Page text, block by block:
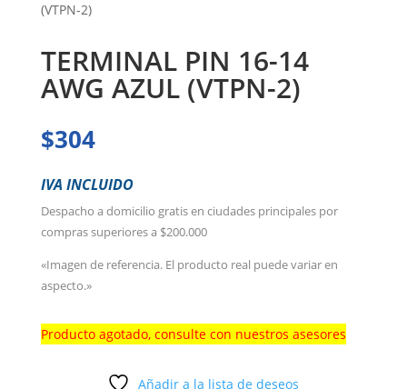
(VTPN-2)
TERMINAL PIN 16-14
AWG AZUL (VTPN-2)
$304
IVA INCLUIDO
Despacho a domicilio gratis en ciudades principales por
compras superiores a $200.000
«Imagen de referencia. El producto real puede variar en
aspecto.»
Producto agotado, consulte con nuestros asesores
Añadir a la lista de deseos